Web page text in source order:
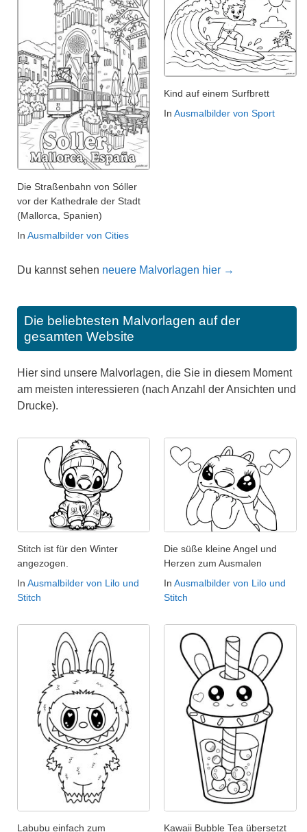
Die Straßenbahn von Sóller
vor der Kathedrale der Stadt
(Mallorca, Spanien)
In Ausmalbilder von Cities
Kind auf einem Surfbrett
In Ausmalbilder von Sport
Du kannst sehen neuere Malvorlagen hier →
Die beliebtesten Malvorlagen auf der
gesamten Website
Hier sind unsere Malvorlagen, die Sie in diesem Moment
am meisten interessieren (nach Anzahl der Ansichten und
Drucke).
Stitch ist für den Winter
angezogen.
In Ausmalbilder von Lilo und
Stitch
Die süße kleine Angel und
Herzen zum Ausmalen
In Ausmalbilder von Lilo und
Stitch
Labubu einfach zum
Kawaii Bubble Tea übersetzt